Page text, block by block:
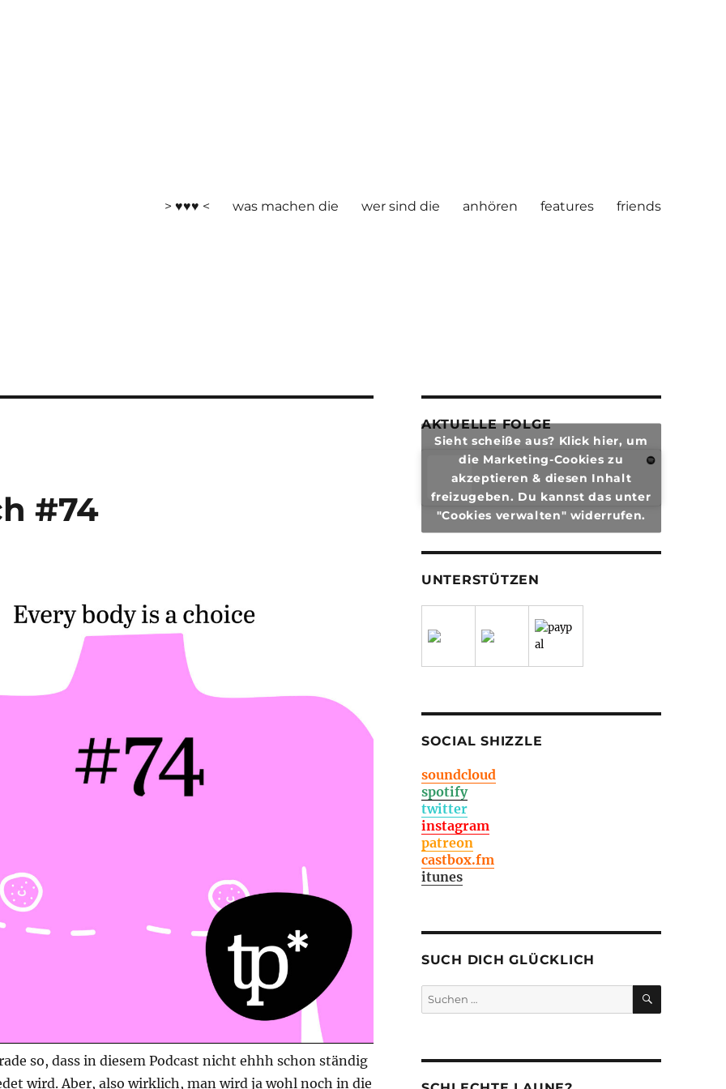
> ♥♥♥ < was machen die wer sind die anhören features friends
#74
so, dass in diesem Podcast nicht ehhh schon ständig
wird. Aber, also wirklich, man wird ja wohl noch in die
AKTUELLE FOLGE
Sieht scheiße aus? Klick hier, um
die Marketing-Cookies zu
akzeptieren & diesen Inhalt
freizugeben. Du kannst das unter
"Cookies verwalten" widerrufen.
UNTERSTÜTZEN
SOCIAL SHIZZLE
soundcloud
spotify
twitter
instagram
patreon
castbox.fm
itunes
SUCH DICH GLÜCKLICH
Suchen
nach:
SUCHEN